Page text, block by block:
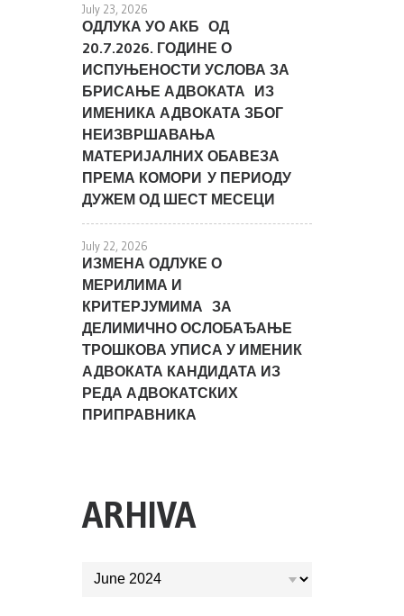
July 23, 2026
ОДЛУКА УО АКБ ОД
20.7.2026. ГОДИНЕ О
ИСПУЊЕНОСТИ УСЛОВА ЗА
БРИСАЊЕ АДВОКАТА ИЗ
ИМЕНИКА АДВОКАТА ЗБОГ
НЕИЗВРШАВАЊА
МАТЕРИЈАЛНИХ ОБАВЕЗА
ПРЕМА КОМОРИ У ПЕРИОДУ
ДУЖЕМ ОД ШЕСТ МЕСЕЦИ
July 22, 2026
ИЗМЕНА ОДЛУКЕ О
МЕРИЛИМА И
КРИТЕРЈУМИМА ЗА
ДЕЛИМИЧНО ОСЛОБАЂАЊЕ
ТРОШКОВА УПИСА У ИМЕНИК
АДВОКАТА КАНДИДАТА ИЗ
РЕДА АДВОКАТСКИХ
ПРИПРАВНИКА
ARHIVA
ARHIVA